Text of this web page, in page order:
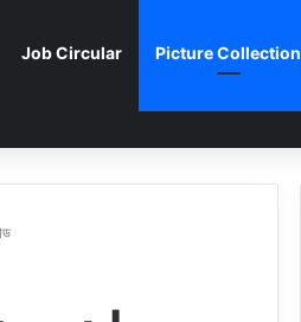
Job Circular Picture Collection